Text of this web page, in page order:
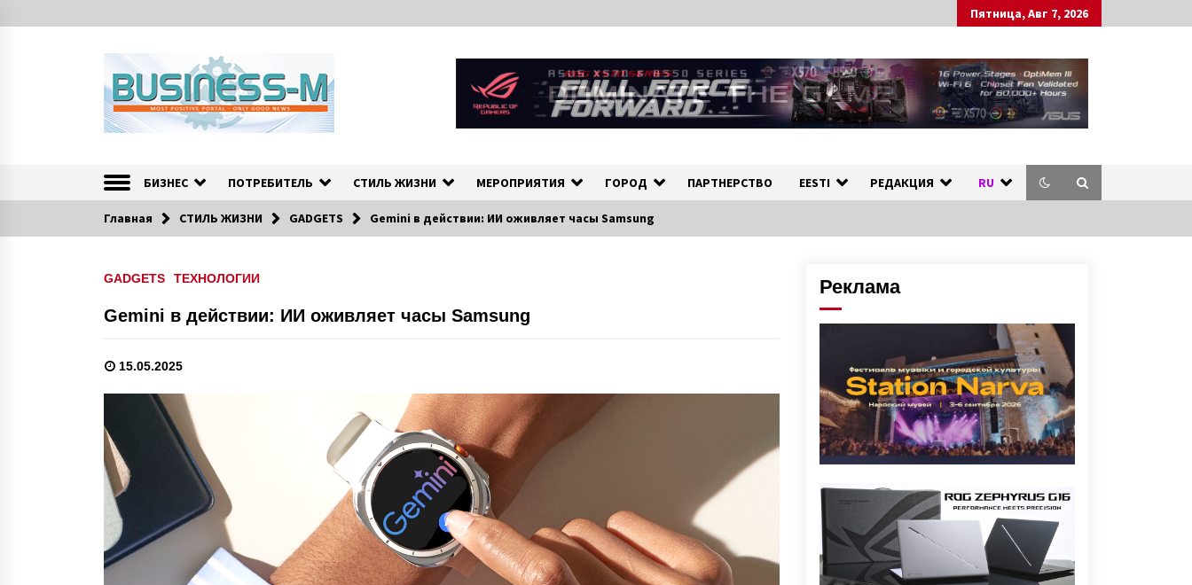
k
Пятница, Авг 7, 2026
БИЗНЕС ПОТРЕБИТЕЛЬ СТИЛЬ ЖИЗНИ МЕРОПРИЯТИЯ ГОРОД ПАРТНЕРСТВО EESTI РЕДАКЦИЯ RU
Главная СТИЛЬ ЖИЗНИ GADGETS Gemini в действии: ИИ оживляет часы Samsung
GADGETS ТЕХНОЛОГИИ
Gemini в действии: ИИ оживляет часы Samsung
15.05.2025
Реклама